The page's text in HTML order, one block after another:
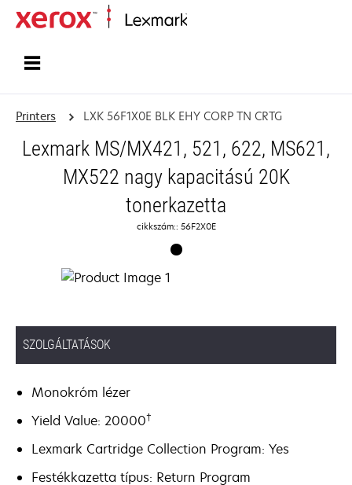
Printers LXK 56F1X0E BLK EHY CORP TN CRTG
Lexmark MS/MX421, 521, 622, MS621,
MX522 nagy kapacitású 20K
tonerkazetta
cikkszám:: 56F2X0E
SZOLGÁLTATÁSOK
Monokróm lézer
Yield Value: 20000†
Lexmark Cartridge Collection Program: Yes
Festékkazetta típus: Return Program